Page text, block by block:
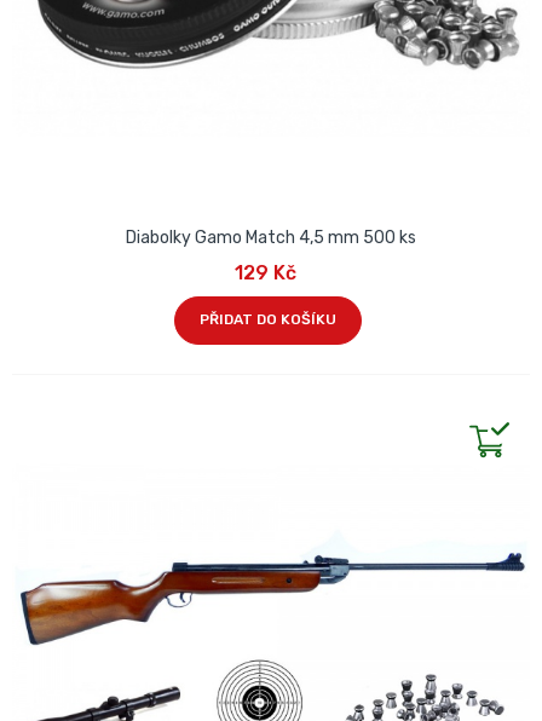
Diabolky Gamo Match 4,5 mm 500 ks
129 Kč
PŘIDAT DO KOŠÍKU